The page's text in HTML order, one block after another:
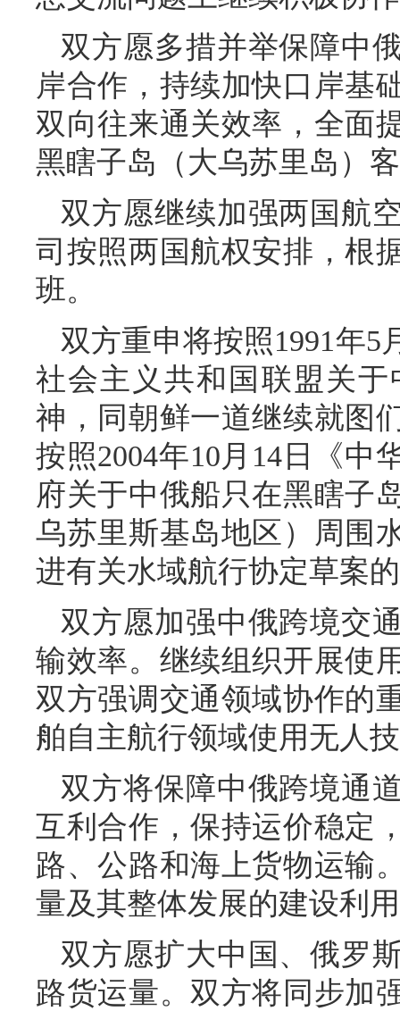
双方愿多措并举保障中
岸合作，持续加快口岸基
双向往来通关效率，全面
黑瞎子岛（大乌苏里岛）
双方愿继续加强两国航
司按照两国航权安排，根
班。
双方重申将按照1991年5
社会主义共和国联盟关
神，同朝鲜一道继续就图
按照2004年10月14日《中
府关于中俄船只在黑瞎子
乌苏里斯基岛地区）周围
进有关水域航行协定草案
双方愿加强中俄跨境交
输效率。继续组织开展使
双方强调交通领域协作的
舶自主航行领域使用无人
双方将保障中俄跨境通
互利合作，保持运价稳定
路、公路和海上货物运输
量及其整体发展的建设利
双方愿扩大中国、俄罗
路货运量。双方将同步加